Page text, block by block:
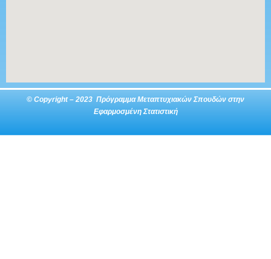
© Copyright – 2023 Πρόγραμμα Μεταπτυχιακών Σπουδών στην
Εφαρμοσμένη Στατιστική